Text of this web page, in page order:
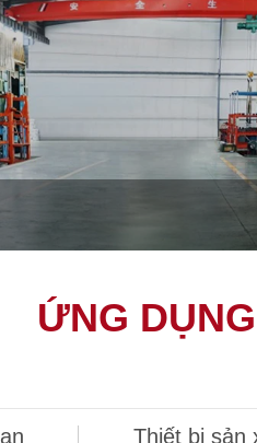
ỨNG DỤNG
Thiết bị sản